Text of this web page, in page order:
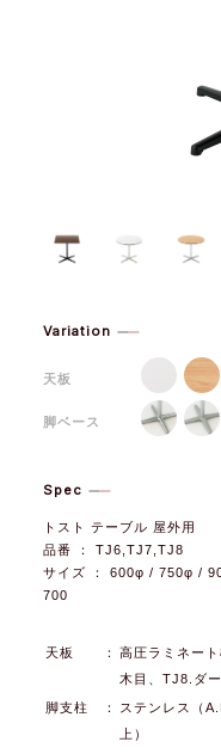
Variation
天板
脚ベース
Spec
トスト テーブル 屋外用
品番 ： TJ6,TJ7,TJ8
サイズ ： 600φ / 750φ /
700
天板 ： 高圧ラミネー
木目、TJ8.ダ
脚支柱
：
ステンレス（
上）